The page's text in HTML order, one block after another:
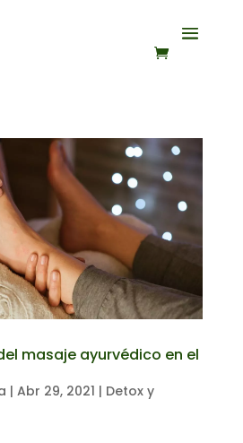
masaje ayurvédico en el
| Abr 29, 2021 | Detox y